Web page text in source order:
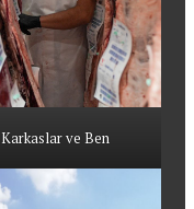
Karkaslar ve Ben